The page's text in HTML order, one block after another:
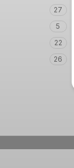
27
5
22
26